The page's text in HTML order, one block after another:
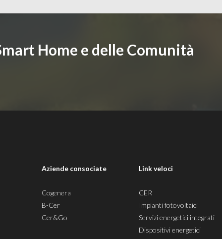
Home e delle Comunità
Aziende consociate
Cogenera
B-Cer
Cer&Go
Link veloci
CER
Impianti fotovoltaici
Servizi energetici integrati
Dispositivi energetici